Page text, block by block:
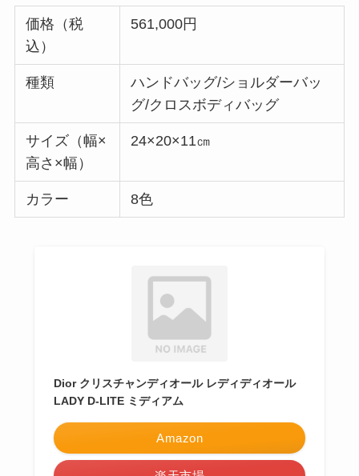
価格（税
込）
561,000円
種類
ハンドバッグ/ショルダーバッ
グ/クロスボディバッグ
サイズ（幅×
高さ×幅）
24×20×11㎝
カラー 8色
Dior クリスチャンディオール レディディオール
LADY D-LITE ミディアム
Amazon